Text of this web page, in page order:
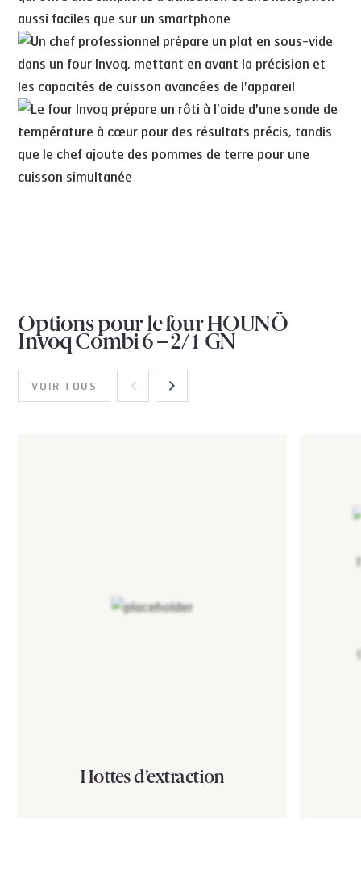
Options pour le four HOUNÖ
Invoq Combi 6 – 2/1 GN
VOIR TOUS
Hottes d’extraction